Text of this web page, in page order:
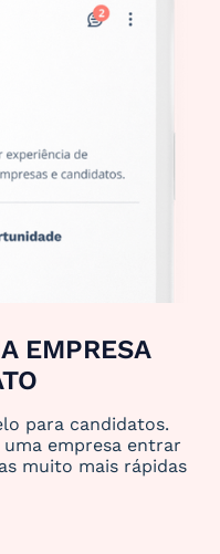
EMPRESA
para candidatos.
empresa entrar
muito mais rápidas